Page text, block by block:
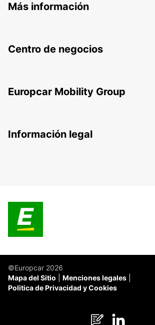
Más información
Centro de negocios
Europcar Mobility Group
Información legal
©Europcar 2026
Mapa del Sitio
Menciones legales
Politica de Privacidad y Cookies